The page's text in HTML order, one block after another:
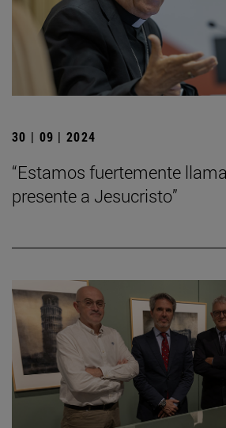
30 | 09 | 2024
“Estamos fuertemente
presente a Jesucristo”